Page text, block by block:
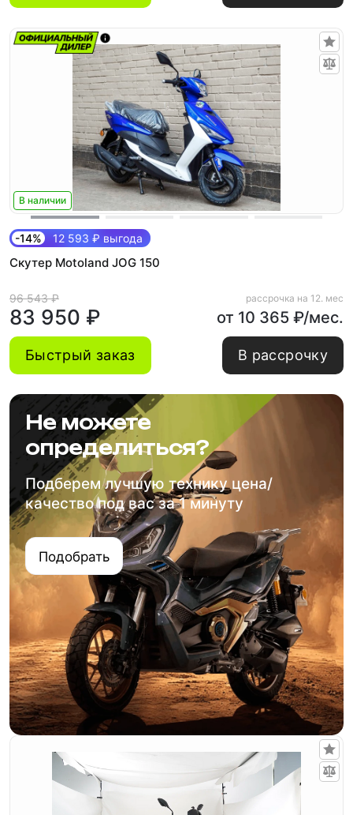
В наличии
-14% 12 593 ₽ выгода
Скутер Motoland JOG 150
96 543 ₽
83 950 ₽
рассрочка на 12. мес
от 10 365 ₽/мес.
Быстрый заказ В рассрочку
Не можете
определиться?
Подберем лучшую технику цена/
качество под вас за 1 минуту
Подобрать